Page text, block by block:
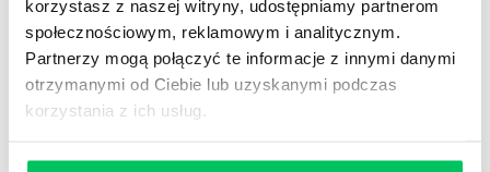
korzystasz z naszej witryny, udostępniamy partnerom
społecznościowym, reklamowym i analitycznym.
Partnerzy mogą połączyć te informacje z innymi danymi
otrzymanymi od Ciebie lub uzyskanymi podczas
korzystania z ich usług.
Zobacz co znajdzieszw
wikiGamma+